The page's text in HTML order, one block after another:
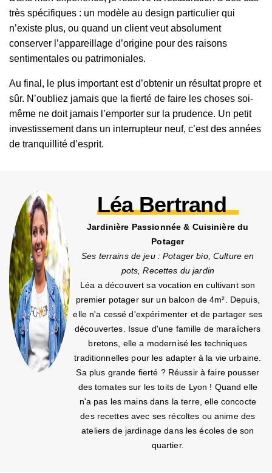
très spécifiques : un modèle au design particulier qui
n’existe plus, ou quand un client veut absolument
conserver l’appareillage d’origine pour des raisons
sentimentales ou patrimoniales.
Au final, le plus important est d’obtenir un résultat propre et
sûr. N’oubliez jamais que la fierté de faire les choses soi-
même ne doit jamais l’emporter sur la prudence. Un petit
investissement dans un interrupteur neuf, c’est des années
de tranquillité d’esprit.
Léa Bertrand
Jardinière Passionnée & Cuisinière du
Potager
Ses terrains de jeu : Potager bio, Culture en
pots, Recettes du jardin
Léa a découvert sa vocation en cultivant son
premier potager sur un balcon de 4m². Depuis,
elle n'a cessé d'expérimenter et de partager ses
découvertes. Issue d'une famille de maraîchers
bretons, elle a modernisé les techniques
traditionnelles pour les adapter à la vie urbaine.
Sa plus grande fierté ? Réussir à faire pousser
des tomates sur les toits de Lyon ! Quand elle
n'a pas les mains dans la terre, elle concocte
des recettes avec ses récoltes ou anime des
ateliers de jardinage dans les écoles de son
quartier.